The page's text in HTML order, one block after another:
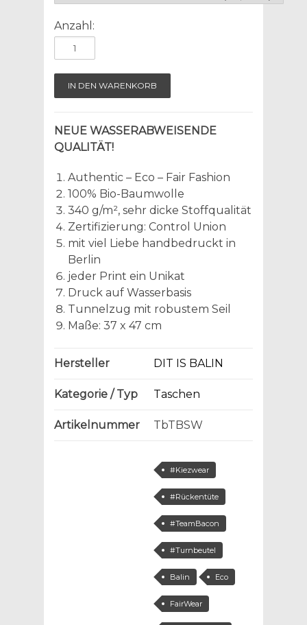
Anzahl:
NEUE WASSERABWEISENDE
QUALITÄT!
Authentic – Eco – Fair Fashion
100% Bio-Baumwolle
340 g/m², sehr dicke Stoffqualität
Zertifizierung: Control Union
mit viel Liebe handbedruckt in
Berlin
jeder Print ein Unikat
Druck auf Wasserbasis
Tunnelzug mit robustem Seil
Maße: 37 x 47 cm
Hersteller DIT IS BALIN
Kategorie / Typ Taschen
Artikelnummer TbTBSW
#Kiezwear
#Rückentüte
#TeamBacon
#Turnbeutel
Balin Eco
FairWear